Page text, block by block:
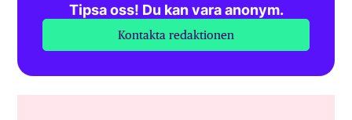
Tipsa oss! Du kan vara anonym.
Kontakta redaktionen